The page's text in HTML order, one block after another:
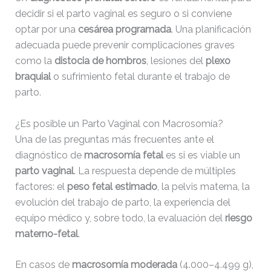
Change dir:
Terminal:
decidir si el parto vaginal es seguro o si conviene
optar por una cesárea programada. Una planificación
adecuada puede prevenir complicaciones graves
como la distocia de hombros, lesiones del plexo
braquialo sufrimiento fetal durante el trabajo de
parto.
¿Es posible un Parto Vaginal con Macrosomía?
Una de las preguntas más frecuentes ante el
diagnóstico de macrosomía fetales si es viable un
parto vaginal. La respuesta depende de múltiples
factores: el peso fetal estimado, la pelvis materna, la
evolución del trabajo de parto, la experiencia del
equipo médico y, sobre todo, la evaluación del riesgo
materno-fetal.
En casos de macrosomía moderada(4.000–4.499 g),